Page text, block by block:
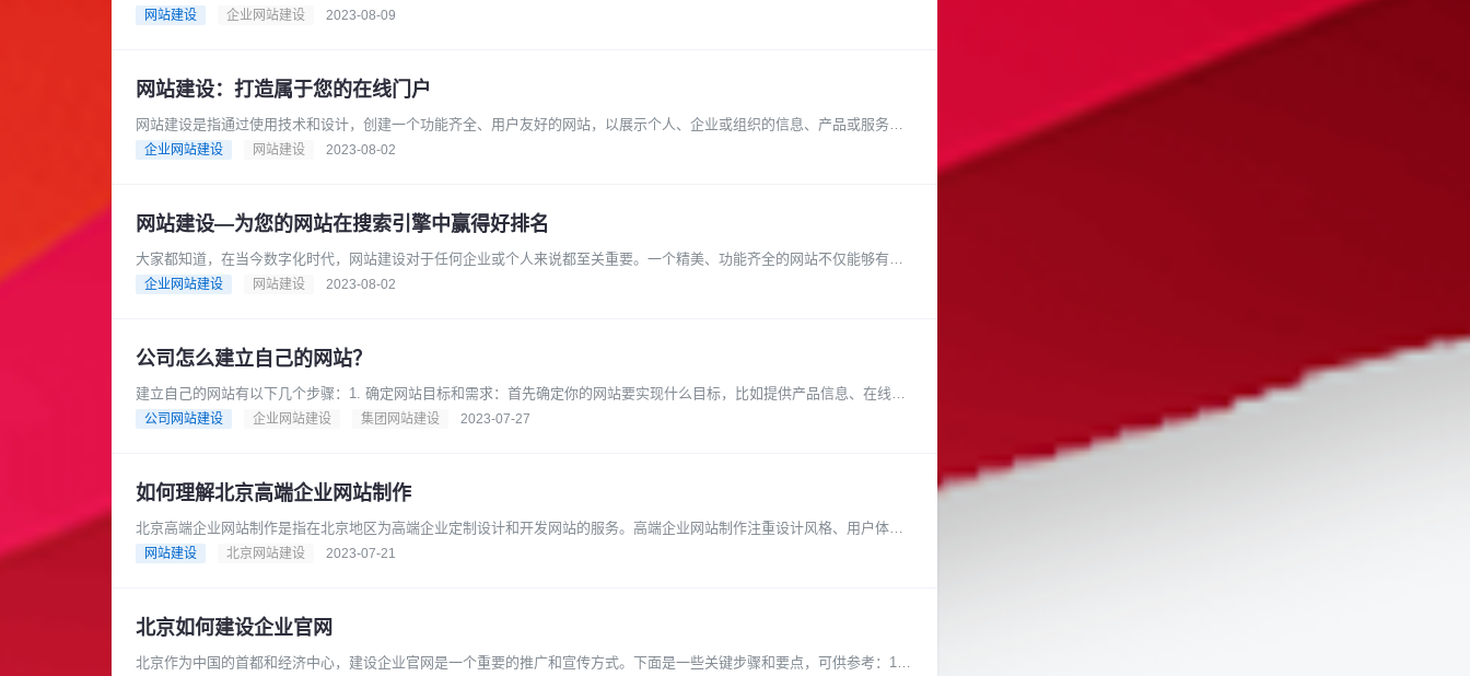
事先了解编......
网站建设 企业网站建设 2023-08-09
网站建设：打造属于您的在线门户
网站建设是指通过使用技术和设计，创建一个功能齐全、用户友好的网站，以展示个人、企业或组织的信息、产品或服务。
它是在互联网上建立自己的在线门户......
企业网站建设 网站建设 2023-08-02
网站建设—为您的网站在搜索引擎中赢得好排名
大家都知道，在当今数字化时代，网站建设对于任何企业或个人来说都至关重要。一个精美、功能齐全的网站不仅能够有效
地展示您的产品和服务，还能吸引更......
企业网站建设 网站建设 2023-08-02
公司怎么建立自己的网站？
建立自己的网站有以下几个步骤：1. 确定网站目标和需求：首先确定你的网站要实现什么目标，比如提供产品信息、在线销
售、展示作品等。然后根据需求......
公司网站建设 企业网站建设 集团网站建设 2023-07-27
如何理解北京高端企业网站制作
北京高端企业网站制作是指在北京地区为高端企业定制设计和开发网站的服务。高端企业网站制作注重设计风格、用户体验
和技术实现的高水平，旨在突出企业......
网站建设 北京网站建设 2023-07-21
北京如何建设企业官网
北京作为中国的首都和经济中心，建设企业官网是一个重要的推广和宣传方式。下面是一些关键步骤和要点，可供参考：1.